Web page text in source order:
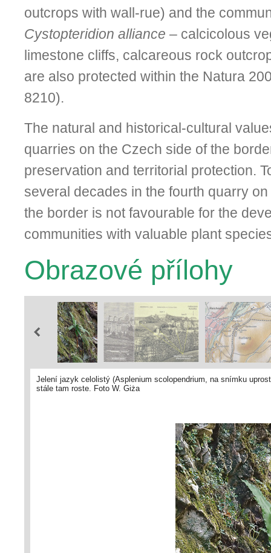
outcrops with wall-rue) and the
Cystopteridion alliance – calcicolous
limestone cliffs, calcareous rock
are also protected within the Natura
8210).
The natural and historical-cultural
quarries on the Czech side of the
preservation and territorial protection.
several decades in the fourth quarry
the border is not favourable for the
communities with valuable plant
Obrazové přílohy
Jelení jazyk celolistý (Asplenium scolopendrium, na snímku
stále tam roste. Foto W. Giża